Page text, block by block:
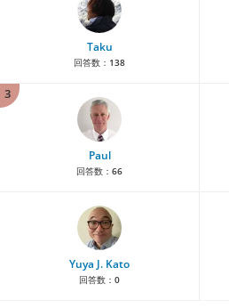
Taku
回答数： 138
3
Paul
回答数： 66
Yuya J. Kato
回答数： 0